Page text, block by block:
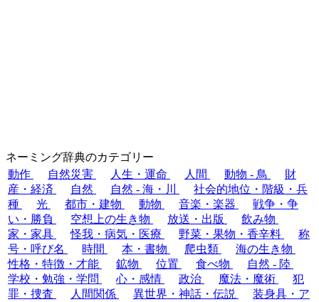
ネーミング辞典のカテゴリー
動作
自然災害 人生・運命 人間 動物 - 鳥
財
産・経済
自然 自然 - 海・川
社会的地位・階級・兵
種
光 都市・建物 動物 音楽・楽器
戦争・争
い・勝負
空想上の生き物 放送・出版
飲み物
家・家具
怪我・病気・医療 野菜・果物・香辛料
称
号・呼び名
時間 本・書物 爬虫類
海の生き物
性格・特徴・才能
鉱物 位置 食べ物
自然 - 陸
学校・勉強・学問
心・感情 政治 魔法・魔術
犯
罪・捜査
人間関係 異世界・神話・伝説
装身具・ア